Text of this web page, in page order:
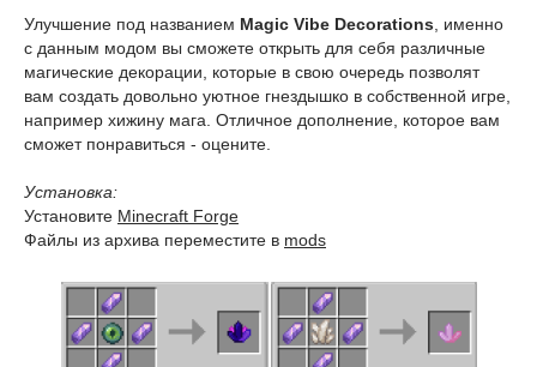
Улучшение под названием Magic Vibe Decorations, именно
с данным модом вы сможете открыть для себя различные
магические декорации, которые в свою очередь позволят
вам создать довольно уютное гнездышко в собственной игре,
например хижину мага. Отличное дополнение, которое вам
сможет понравиться - оцените.
Установка:
Установите Minecraft Forge
Файлы из архива переместите в mods